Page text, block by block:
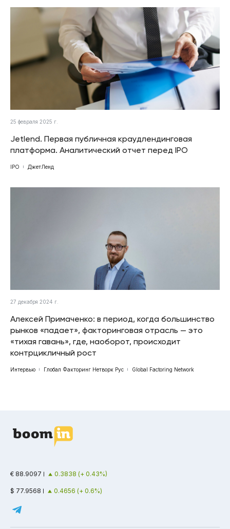
25 февраля 2025 г.
Jetlend. Первая публичная краудлендинговая
платформа. Аналитический отчет перед IPO
IPO ДжетЛенд
27 декабря 2024 г.
Алексей Примаченко: в период, когда большинство
рынков «падает», факторинговая отрасль — это
«тихая гавань», где, наоборот, происходит
контрцикличный рост
Интервью Глобал Факторинг Нетворк Рус Global Factoring Network
€ 88.9097 0.3838 (+ 0.43%)
$ 77.9568 0.4656 (+ 0.6%)